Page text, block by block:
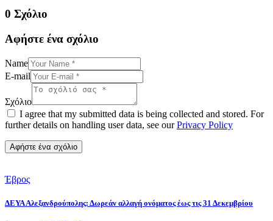
0 Σχόλιο
Αφήστε ένα σχόλιο
Name
E-mail
Σχόλιο
I agree that my submitted data is being collected and stored. For
further details on handling user data, see ourPrivacy Policy
Έβρος
ΔΕΥΑ Αλεξανδρούπολης: Δωρεάν αλλαγή ονόματος έως τις 31 Δεκεμβρίου